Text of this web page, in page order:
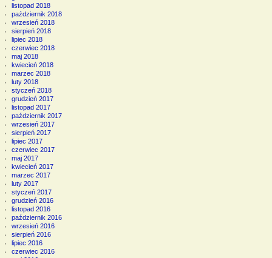
listopad 2018
październik 2018
wrzesień 2018
sierpień 2018
lipiec 2018
czerwiec 2018
maj 2018
kwiecień 2018
marzec 2018
luty 2018
styczeń 2018
grudzień 2017
listopad 2017
październik 2017
wrzesień 2017
sierpień 2017
lipiec 2017
czerwiec 2017
maj 2017
kwiecień 2017
marzec 2017
luty 2017
styczeń 2017
grudzień 2016
listopad 2016
październik 2016
wrzesień 2016
sierpień 2016
lipiec 2016
czerwiec 2016